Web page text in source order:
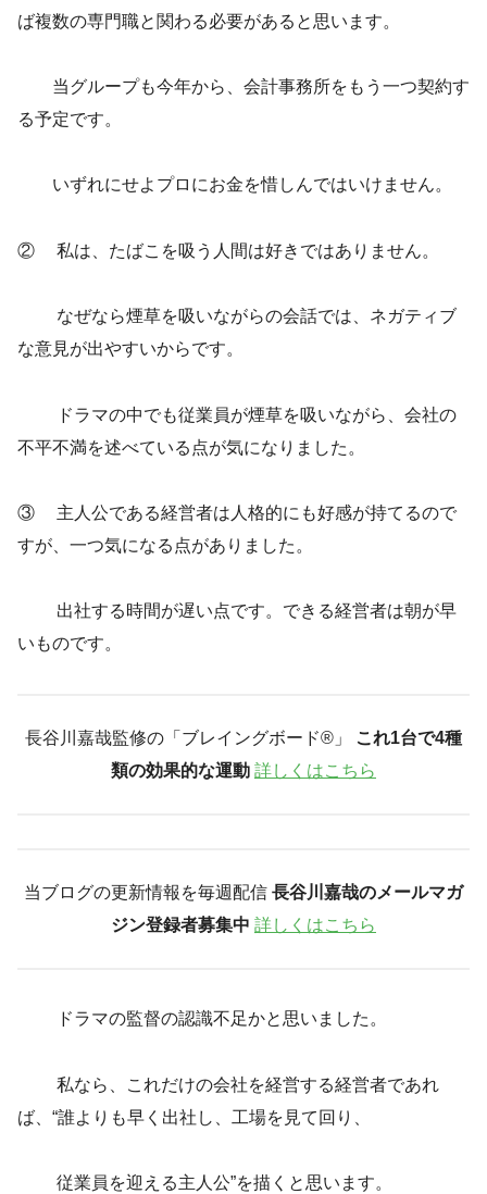
ば複数の専門職と関わる必要があると思います。
当グループも今年から、会計事務所をもう一つ契約す
る予定です。
いずれにせよプロにお金を惜しんではいけません。
② 私は、たばこを吸う人間は好きではありません。
なぜなら煙草を吸いながらの会話では、ネガティブ
な意見が出やすいからです。
ドラマの中でも従業員が煙草を吸いながら、会社の
不平不満を述べている点が気になりました。
③ 主人公である経営者は人格的にも好感が持てるので
すが、一つ気になる点がありました。
出社する時間が遅い点です。できる経営者は朝が早
いものです。
長谷川嘉哉監修の「ブレイングボード®︎」
これ1台で4種
類の効果的な運動 詳しくはこちら
当ブログの更新情報を毎週配信 長谷川嘉哉のメールマガ
ジン登録者募集中 詳しくはこちら
ドラマの監督の認識不足かと思いました。
私なら、これだけの会社を経営する経営者であれ
ば、“誰よりも早く出社し、工場を見て回り、
従業員を迎える主人公”を描くと思います。